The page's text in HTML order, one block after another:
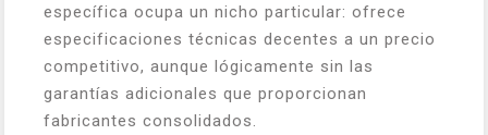
específica ocupa un nicho particular: ofrece
especificaciones técnicas decentes a un precio
competitivo, aunque lógicamente sin las
garantías adicionales que proporcionan
fabricantes consolidados.